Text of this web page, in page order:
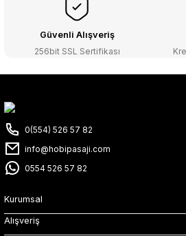
Güvenli Alışveriş
256bit SSL Sertifikası
0(554) 526 57 82
info@hobipasaji.com
0554 526 57 82
Kurumsal
Alışveriş